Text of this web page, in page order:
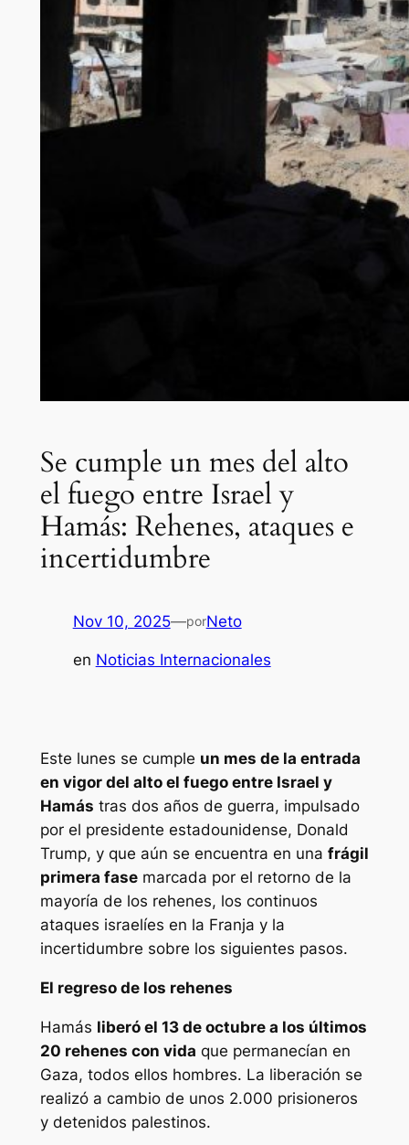
Se cumple un mes del alto
el fuego entre Israel y
Hamás: Rehenes, ataques e
incertidumbre
Nov 10, 2025—porNeto
en Noticias Internacionales
Este lunes se cumple un mes de la entrada
en vigor del alto el fuego entre Israel y
Hamás tras dos años de guerra, impulsado
por el presidente estadounidense, Donald
Trump, y que aún se encuentra en una frágil
primera fasemarcada por el retorno de la
mayoría de los rehenes, los continuos
ataques israelíes en la Franja y la
incertidumbre sobre los siguientes pasos.
El regreso de los rehenes
Hamás liberó el 13 de octubre a los últimos
20 rehenes con vida que permanecían en
Gaza, todos ellos hombres. La liberación se
realizó a cambio de unos 2.000 prisioneros
y detenidos palestinos.